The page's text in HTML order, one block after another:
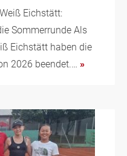
Eichstätt:
Sommerrunde Als
Eichstätt haben die
2026 beendet.… »